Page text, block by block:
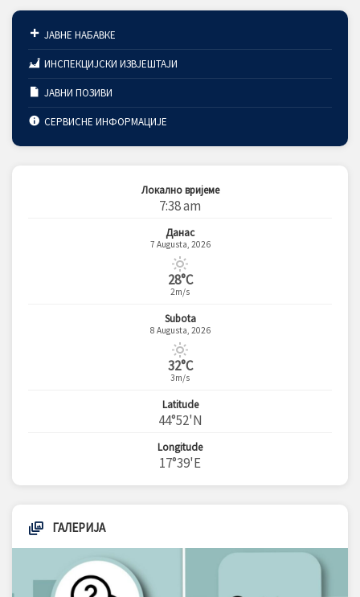
ЈАВНЕ НАБАВКЕ
ИНСПЕКЦИЈСКИ ИЗВЈЕШТАЈИ
ЈАВНИ ПОЗИВИ
СЕРВИСНЕ ИНФОРМАЦИЈЕ
Локално вријеме
7:38 am
Данас
7 Augusta, 2026
28°C
2m/s
Subota
8 Augusta, 2026
32°C
3m/s
Latitude
44°52'N
Longitude
17°39'E
ГАЛЕРИЈА